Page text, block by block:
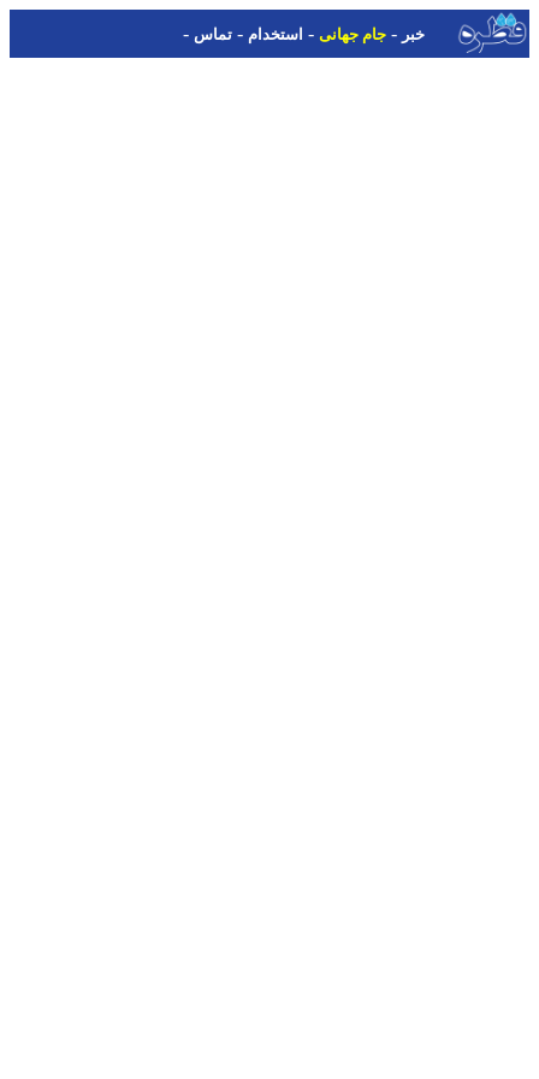
خبر - جام جهانی - استخدام - تماس -